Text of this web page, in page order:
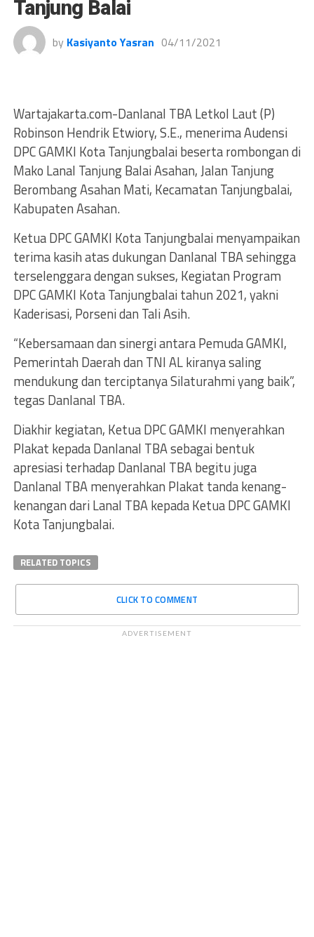
Tanjung Balai
by Kasiyanto Yasran 04/11/2021
Wartajakarta.com-Danlanal TBA Letkol Laut (P)
Robinson Hendrik Etwiory, S.E., menerima Audensi
DPC GAMKI Kota Tanjungbalai beserta rombongan di
Mako Lanal Tanjung Balai Asahan, Jalan Tanjung
Berombang Asahan Mati, Kecamatan Tanjungbalai,
Kabupaten Asahan.
Ketua DPC GAMKI Kota Tanjungbalai menyampaikan
terima kasih atas dukungan Danlanal TBA sehingga
terselenggara dengan sukses, Kegiatan Program
DPC GAMKI Kota Tanjungbalai tahun 2021, yakni
Kaderisasi, Porseni dan Tali Asih.
“Kebersamaan dan sinergi antara Pemuda GAMKI,
Pemerintah Daerah dan TNI AL kiranya saling
mendukung dan terciptanya Silaturahmi yang baik”,
tegas Danlanal TBA.
Diakhir kegiatan, Ketua DPC GAMKI menyerahkan
Plakat kepada Danlanal TBA sebagai bentuk
apresiasi terhadap Danlanal TBA begitu juga
Danlanal TBA menyerahkan Plakat tanda kenang-
kenangan dari Lanal TBA kepada Ketua DPC GAMKI
Kota Tanjungbalai.
RELATED TOPICS
CLICK TO COMMENT
ADVERTISEMENT